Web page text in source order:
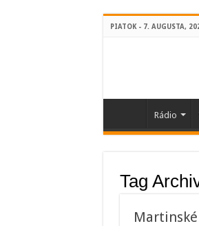
PIATOK - 7. AUGUSTA,
Rádio
Tag